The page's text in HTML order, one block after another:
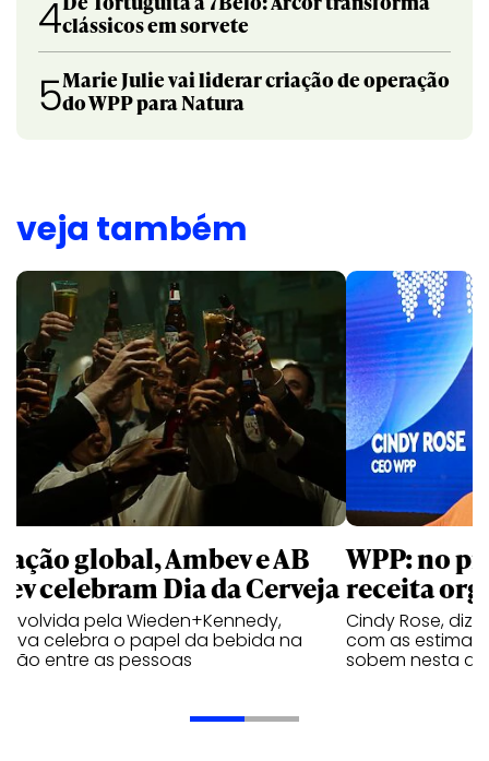
4clássicos em sorvete
5Marie Julie vai liderar criação de operação
do WPP para Natura
veja também
ação global, Ambev e AB
celebram Dia da Cerveja
pela Wieden+Kennedy,
celebra o papel da bebida na
entre as pessoas
WPP: no
receita
Cindy Rose, diz
com as
sobem nesta